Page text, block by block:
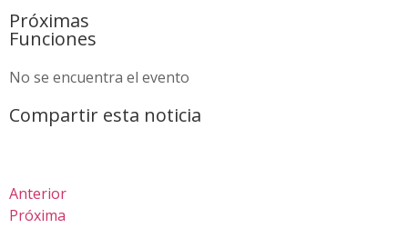
Próximas
Funciones
No se encuentra el evento
Compartir esta noticia
Anterior
Próxima